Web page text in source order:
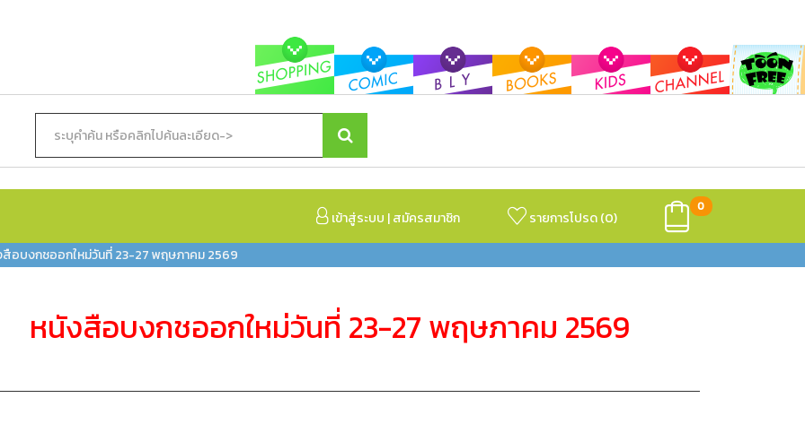
เข้าสู่ระบบ |สมัครสมาชิก รายการโปรด (0)
0
สือบงกชออกใหม่วันที่ 23-27 พฤษภาคม 2569
หนังสือบงกชออกใหม่วันที่ 23-27 พฤษภาคม 2569